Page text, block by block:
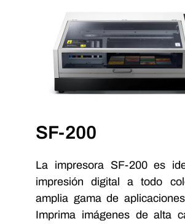
SF-200
La impresora SF-200 es
impresión digital a todo
amplia gama de
Imprima imágenes de alta